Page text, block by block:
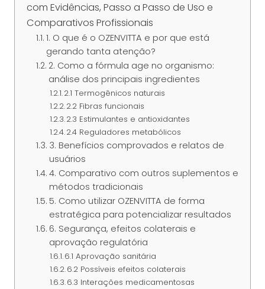
com Evidências, Passo a Passo de Uso e
Comparativos Profissionais
1. O que é o OZENVITTA e por que está
gerando tanta atenção?
2. Como a fórmula age no organismo:
análise dos principais ingredientes
2.1 Termogênicos naturais
2.2 Fibras funcionais
2.3 Estimulantes e antioxidantes
2.4 Reguladores metabólicos
3. Benefícios comprovados e relatos de
usuários
4. Comparativo com outros suplementos e
métodos tradicionais
5. Como utilizar OZENVITTA de forma
estratégica para potencializar resultados
6. Segurança, efeitos colaterais e
aprovação regulatória
6.1 Aprovação sanitária
6.2 Possíveis efeitos colaterais
6.3 Interações medicamentosas